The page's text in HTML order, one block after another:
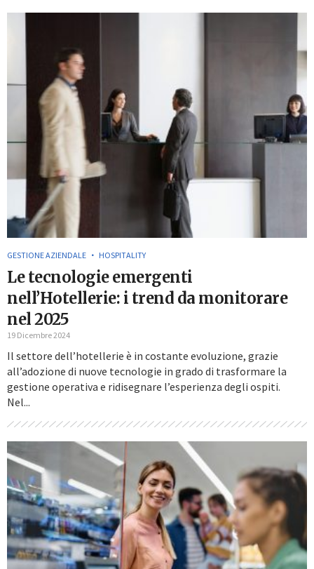
GESTIONE AZIENDALE HOSPITALITY
Le tecnologie emergenti
nell’Hotellerie: i trend da monitorare
nel 2025
19 Dicembre 2024
Il settore dell’hotellerie è in costante evoluzione, grazie
all’adozione di nuove tecnologie in grado di trasformare la
gestione operativa e ridisegnare l’esperienza degli ospiti.
Nel...